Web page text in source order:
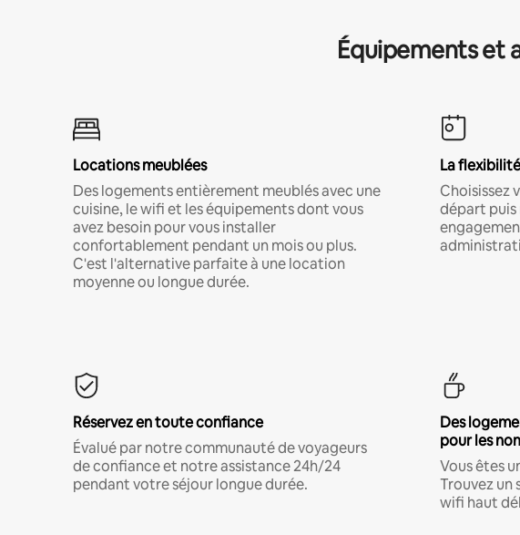
Équipements et
Locations meublées
Des logements entièrement meublés avec une
cuisine, le wifi et les équipements dont vous
avez besoin pour vous installer
confortablement pendant un mois ou plus.
C'est l'alternative parfaite à une location
moyenne ou longue durée.
La
Choisissez
départ puis
Réservez en toute confiance
Évalué par notre communauté de voyageurs
de confiance et notre assistance 24h/24
pendant votre séjour longue durée.
Des
pour les
Vous êtes
Trouvez un
wifi haut